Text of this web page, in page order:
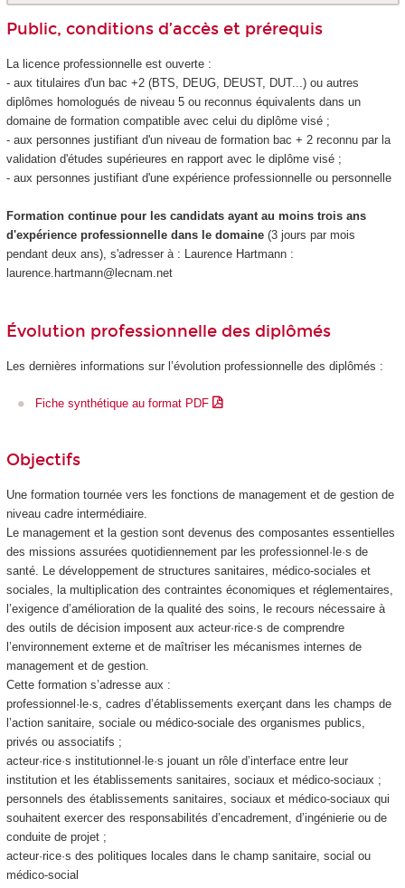
Public, conditions d’accès et prérequis
La licence professionnelle est ouverte :
- aux titulaires d'un bac +2 (BTS, DEUG, DEUST, DUT...) ou autres
diplômes homologués de niveau 5ou reconnus équivalents dans un
domaine de formation compatible avec celui du diplôme visé ;
- aux personnes justifiant d'un niveau de formation bac + 2 reconnu par la
validation d'études supérieures en rapport avec le diplôme visé ;
- aux personnes justifiant d'une expérience professionnelle ou personnelle
Formation continue pour les candidats ayant au moins trois ans
d'expérience professionnelle dans le domaine(3 jours par mois
pendant deux ans), s'adresser à : Laurence Hartmann :
laurence.hartmann@lecnam.net
Évolution professionnelle des diplômés
Les dernières informations sur l’évolution professionnelle des diplômés :
Fiche synthétique au format PDF
Objectifs
Une formation tournée vers les fonctions de management et de gestion de
niveau cadre intermédiaire.
Le management et la gestion sont devenus des composantes essentielles
des missions assurées quotidiennement par les professionnel·le·s de
santé. Le développement de structures sanitaires, médico-sociales et
sociales, la multiplication des contraintes économiques et réglementaires,
l’exigence d’amélioration de la qualité des soins, le recours nécessaire à
des outils de décision imposent aux acteur·rice·s de comprendre
l’environnement externe et de maîtriser les mécanismes internes de
management et de gestion.
Cette formation s’adresse aux :
professionnel·le·s, cadres d’établissements exerçant dans les champs de
l’action sanitaire, sociale ou médico-sociale des organismes publics,
privés ou associatifs ;
acteur·rice·s institutionnel·le·s jouant un rôle d’interface entre leur
institution et les établissements sanitaires, sociaux et médico-sociaux ;
personnels des établissements sanitaires, sociaux et médico-sociaux qui
souhaitent exercer des responsabilités d’encadrement, d’ingénierie ou de
conduite de projet ;
acteur·rice·s des politiques locales dans le champ sanitaire, social ou
médico-social